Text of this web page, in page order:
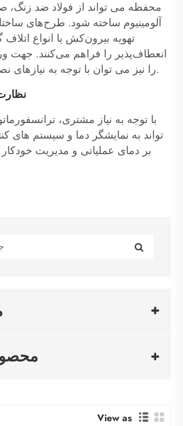
محفظه می تواند از فولاد ضد زنگ،
آلومینیوم ساخته شود. طرح‌های
تهویه بیرون‌کش یا انواع
انعطاف‌پذیر را فراهم می‌کنند. جهت
را نیز می توان با توجه به نیازهای نصب پیکربندی کرد.
6.
با توجه به نیاز مشتری،
تواند به نمایشگر دما و سیستم های
بر دمای عملیاتی و مدیریت
View as